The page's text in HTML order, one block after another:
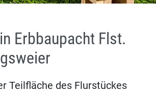
Erbbaupacht Flst.
Teilfläche des Flurstückes